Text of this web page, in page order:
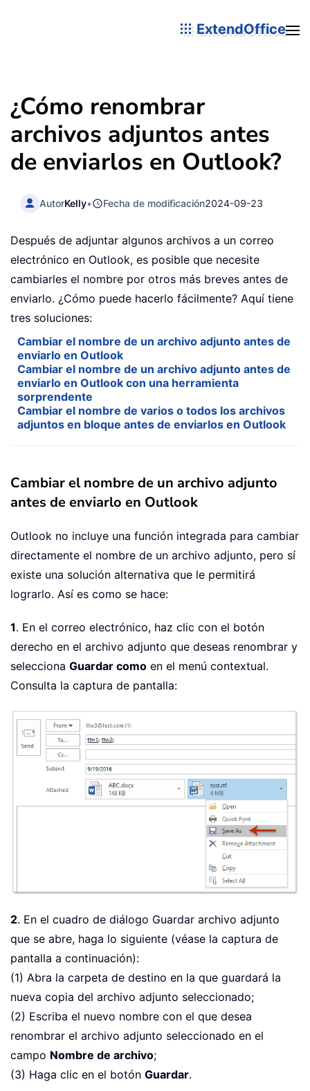
ExtendOffice
¿Cómo renombrar
archivos adjuntos antes
de enviarlos en Outlook?
AutorKelly• Fecha de modificación2024-09-23
Después de adjuntar algunos archivos a un correo
electrónico en Outlook, es posible que necesite
cambiarles el nombre por otros más breves antes de
enviarlo. ¿Cómo puede hacerlo fácilmente? Aquí tiene
tres soluciones:
Cambiar el nombre de un archivo adjunto antes de
enviarlo en Outlook
Cambiar el nombre de un archivo adjunto antes de
enviarlo en Outlook con una herramienta
sorprendente
Cambiar el nombre de varios o todos los archivos
adjuntos en bloque antes de enviarlos en Outlook
Cambiar el nombre de un archivo adjunto
antes de enviarlo en Outlook
Outlook no incluye una función integrada para cambiar
directamente el nombre de un archivo adjunto, pero sí
existe una solución alternativa que le permitirá
lograrlo. Así es como se hace:
1. En el correo electrónico, haz clic con el botón
derecho en el archivo adjunto que deseas renombrar y
selecciona Guardar como en el menú contextual.
Consulta la captura de pantalla:
2. En el cuadro de diálogo Guardar archivo adjunto
que se abre, haga lo siguiente (véase la captura de
pantalla a continuación):
(1) Abra la carpeta de destino en la que guardará la
nueva copia del archivo adjunto seleccionado;
(2) Escriba el nuevo nombre con el que desea
renombrar el archivo adjunto seleccionado en el
campo Nombre de archivo;
(3) Haga clic en el botón Guardar.